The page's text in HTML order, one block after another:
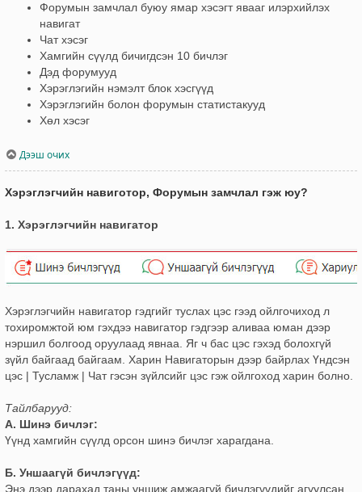
Форумын замчлал буюу ямар хэсэгт явааг илэрхийлэх
навигат
Чат хэсэг
Хамгийн сүүлд бичигдсэн 10 бичлэг
Дэд форумууд
Хэрэглэгийн нэмэлт блок хэсгүүд
Хэрэглэгийн болон форумын статистакууд
Хөл хэсэг
Дээш очих
Хэрэглэгчийн навиготор, Форумын замчлал гэж юу?
1. Хэрэглэгчийн навигатор
Хэрэглэгчийн навигатор гэдгийг туслах цэс гээд ойлгочиход л
тохиромжтой юм гэхдээ навигатор гэдгээр аливаа юман дээр
нэршил болгоод оруулаад явнаа. Яг ч бас цэс гэхэд болохгүй
зүйл байгаад байгаам. Харин Навигаторын дээр байрлах Үндсэн
цэс | Тусламж | Чат гэсэн зүйлсийг цэс гэж ойлгоход харин болно.
Тайлбарууд:
А. Шинэ бичлэг:
Үүнд хамгийн сүүлд орсон шинэ бичлэг харагдана.
Б. Уншаагүй бичлэгүүд:
Энэ дээр дарахад таны уншиж амжаагүй бичлэгүүдийг агуулсан